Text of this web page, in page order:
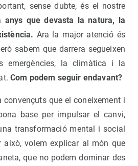
sense dubte, és el nostre
que devasta la natura, la
Ara la major atenció és
sabem que darrera segueixen
emergències, la climàtica i la
Com podem seguir endavant?
convençuts que el coneixement i
base per impulsar el canvi,
transformació mental i social
això, volem explicar al món que
que no podem dominar des